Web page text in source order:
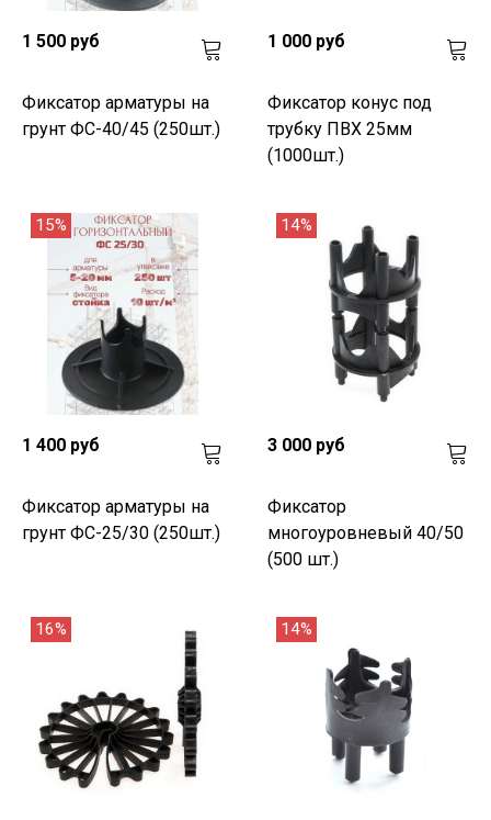
1 500 руб
Фиксатор арматуры на
грунт ФС-40/45 (250шт.)
1 000 руб
Фиксатор конус под
трубку ПВХ 25мм
(1000шт.)
15%
1 400 руб
Фиксатор арматуры на
грунт ФС-25/30 (250шт.)
14%
3 000 руб
Фиксатор
многоуровневый 40/50
(500 шт.)
16% 14%